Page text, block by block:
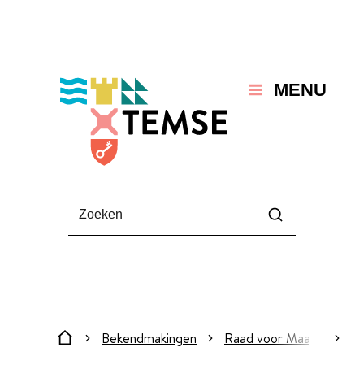
Temse
Zoeken
MENU
StartpaginaBekendmakingen Raad voor